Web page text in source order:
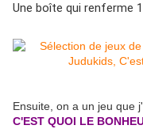
Une boîte qui renferme
Ensuite, on a un jeu que
C'EST QUOI LE